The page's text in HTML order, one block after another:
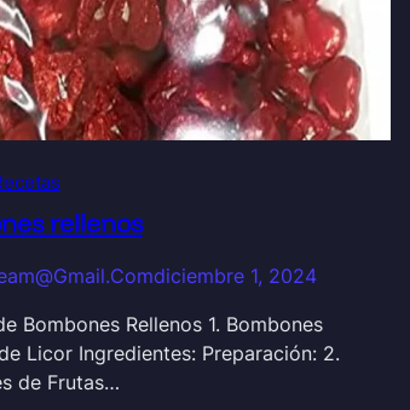
rellenos
diciembre 1, 2024
Bombones Rellenos 1. Bombones
Licor Ingredientes: Preparación: 2.
de Frutas…